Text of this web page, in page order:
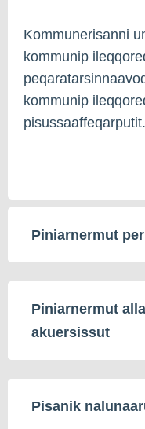
Kommunerisanni
kommunip
kommunip
pisussaaffeqarputit.
Piniarnermut
Piniarnermut
akuersissut
Pisanik